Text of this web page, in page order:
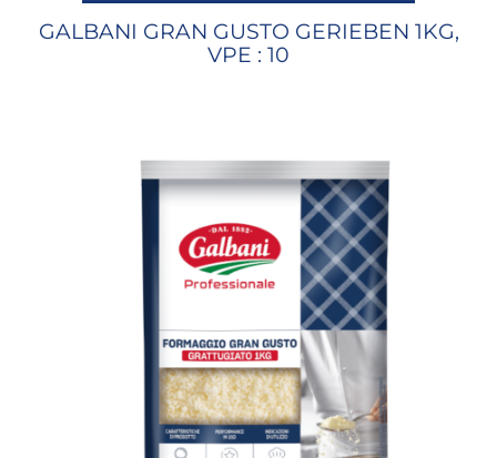
GALBANI GRAN GUSTO GERIEBEN 1KG,
VPE : 10